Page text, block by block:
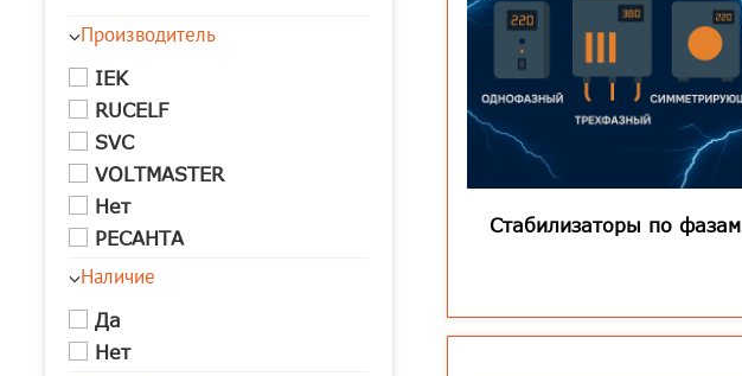
Производитель
IEK
RUCELF
SVC
VOLTMASTER
Нет
РЕСАНТА
Наличие
Да
Нет
Стабилизаторы по фазам